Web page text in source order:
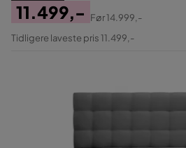
Pris
11.499,-
Original
Før14.999,-
Tidligere laveste pris 11.499,-